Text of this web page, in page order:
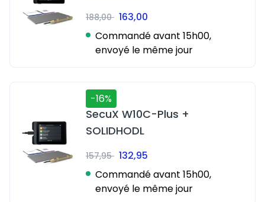
188,00 163,00
Commandé avant 15h00,
envoyé le même jour
-16%
SecuX W10C-Plus +
SOLIDHODL
157,95 132,95
Commandé avant 15h00,
envoyé le même jour